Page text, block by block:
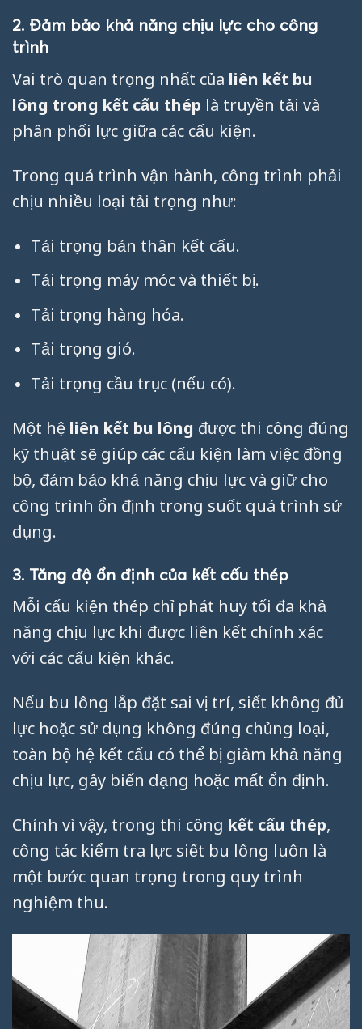
2. Đảm bảo khả năng chịu lực cho công
trình
Vai trò quan trọng nhất của liên kết bu
lông trong kết cấu thép là truyền tải và
phân phối lực giữa các cấu kiện.
Trong quá trình vận hành, công trình phải
chịu nhiều loại tải trọng như:
Tải trọng bản thân kết cấu.
Tải trọng máy móc và thiết bị.
Tải trọng hàng hóa.
Tải trọng gió.
Tải trọng cầu trục (nếu có).
Một hệ liên kết bu lông được thi công đúng
kỹ thuật sẽ giúp các cấu kiện làm việc đồng
bộ, đảm bảo khả năng chịu lực và giữ cho
công trình ổn định trong suốt quá trình sử
dụng.
3. Tăng độ ổn định của kết cấu thép
Mỗi cấu kiện thép chỉ phát huy tối đa khả
năng chịu lực khi được liên kết chính xác
với các cấu kiện khác.
Nếu bu lông lắp đặt sai vị trí, siết không đủ
lực hoặc sử dụng không đúng chủng loại,
toàn bộ hệ kết cấu có thể bị giảm khả năng
chịu lực, gây biến dạng hoặc mất ổn định.
Chính vì vậy, trong thi công kết cấu thép,
công tác kiểm tra lực siết bu lông luôn là
một bước quan trọng trong quy trình
nghiệm thu.